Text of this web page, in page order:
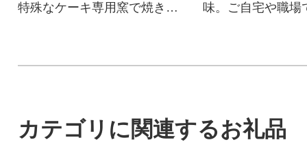
特殊なケーキ専用窯で焼き上
味。ご自宅や職場
カテゴリに関連するお礼品